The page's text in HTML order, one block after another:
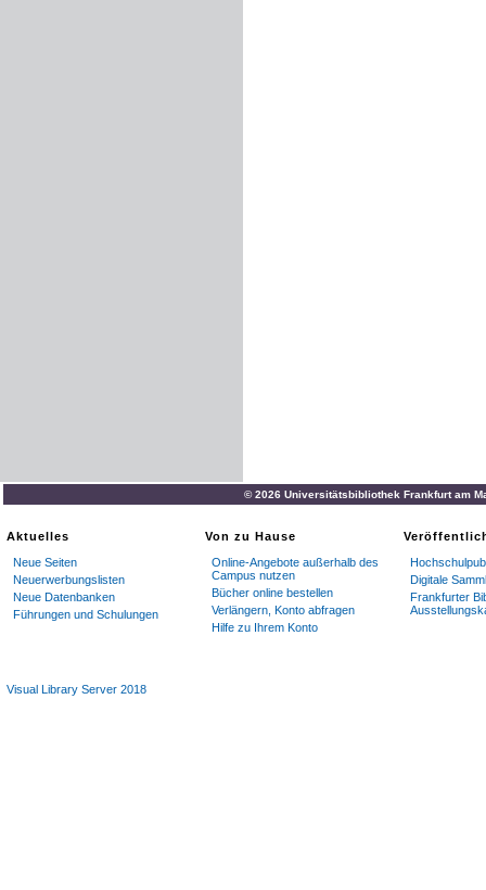
© 2026 Universitätsbibliothek Frankfurt am
Aktuelles
Neue Seiten
Neuerwerbungslisten
Neue Datenbanken
Führungen und Schulungen
Von zu Hause
Online-Angebote außerhalb des
Campus nutzen
Bücher online bestellen
Verlängern, Konto abfragen
Hilfe zu Ihrem Konto
Digitale
Frankfurter
Visual Library Server 2018